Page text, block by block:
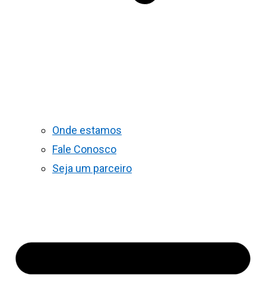
Onde estamos
Fale Conosco
Seja um parceiro